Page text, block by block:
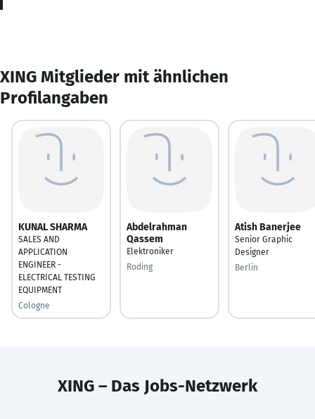
XING Mitglieder mit ähnlichen
Profilangaben
KUNAL SHARMA
SALES AND
APPLICATION
ENGINEER -
ELECTRICAL TESTING
EQUIPMENT
Cologne
Abdelrahman
Qassem
Elektroniker
Roding
Atish Banerjee
Senior Graphic
Designer
Berlin
XING – Das Jobs-Netzwerk